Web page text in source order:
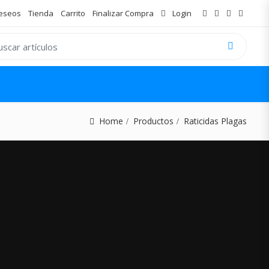
Tienda Carrito Finalizar Compra Login
Home Productos Raticidas Plagas